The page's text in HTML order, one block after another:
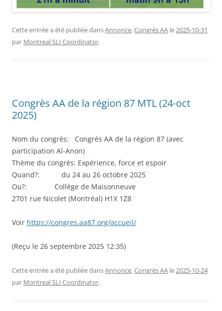
Cette entrée a été publiée dansAnnonce,Congrès AA le2025-10-31
par Montreal SLI Coordinator.
Congrès AA de la région 87 MTL (24-oct
2025)
Nom du congrès: Congrès AA de la région 87 (avec
participation Al-Anon)
Thème du congrès: Expérience, force et espoir
Quand?: du 24 au 26 octobre 2025
Ou?: Collège de Maisonneuve
2701 rue Nicolet (Montréal) H1X 1Z8
Voir https://congres.aa87.org/accueil/
(Reçu le 26 septembre 2025 12:35)
Cette entrée a été publiée dansAnnonce,Congrès AA le2025-10-24
par Montreal SLI Coordinator.